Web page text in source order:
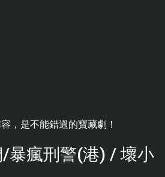
，是不能錯過的寶藏劇！
暴瘋刑警(港) / 壞小